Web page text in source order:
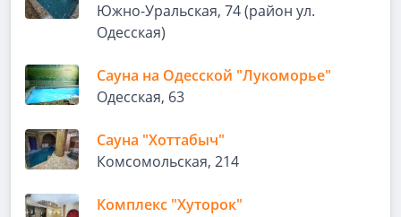
Южно-Уральская, 74 (район ул.
Одесская)
Сауна на Одесской "Лукоморье"
Одесская, 63
Сауна "Хоттабыч"
Комсомольская, 214
Комплекс "Хуторок"